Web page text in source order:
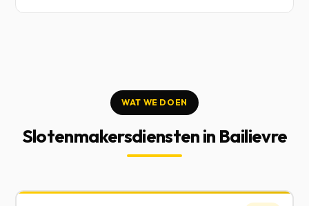
WAT WE DOEN
Slotenmakersdiensten in Bailievre